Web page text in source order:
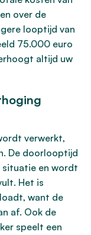
over de
looptijd van
75.000 euro
altijd uw
verwerkt,
De doorlooptijd
situatie en wordt
Het is
want de
af. Ook de
speelt een